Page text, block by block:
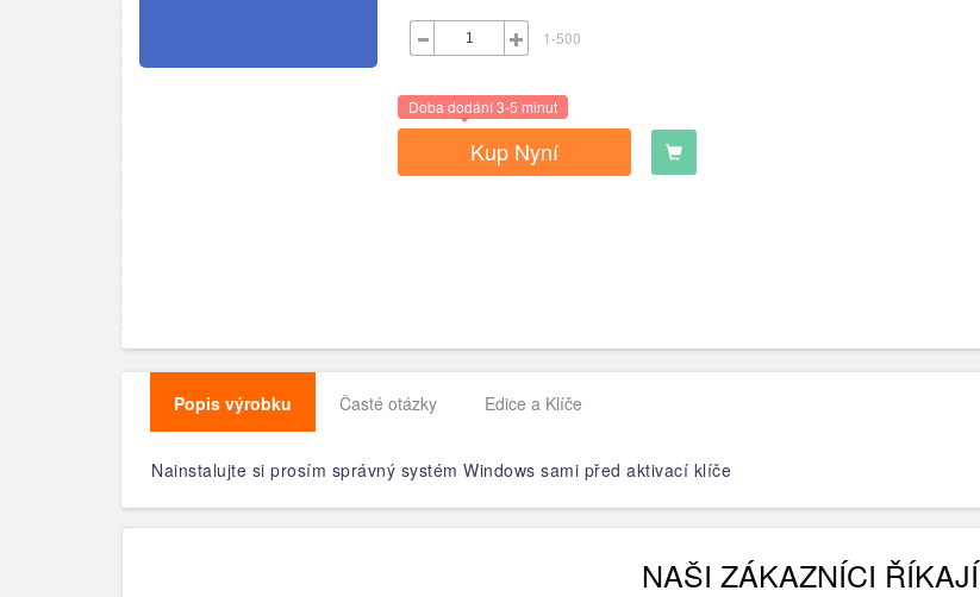
1-500
Doba dodání 3-5 minut
Kup Nyní
Popis výrobku Časté otázky Edice a Klíče
Nainstalujte si prosím správný systém Windows sami před aktivací klíče
NAŠI ZÁKAZNÍCI ŘÍKAJÍ